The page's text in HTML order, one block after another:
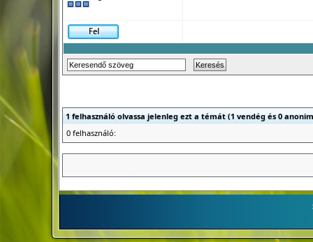
1 felhasználó olvassa jelenleg ezt a témát (1 vendég és 0
0 felhasználó: